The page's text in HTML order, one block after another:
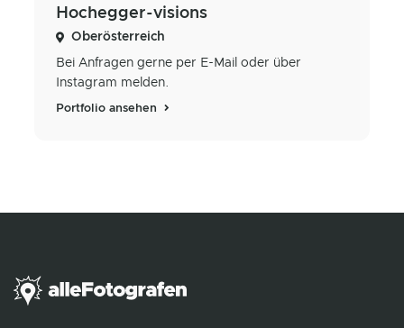
Hochegger-visions
Oberösterreich
Bei Anfragen gerne per E-Mail oder über
Instagram melden.
Portfolio ansehen